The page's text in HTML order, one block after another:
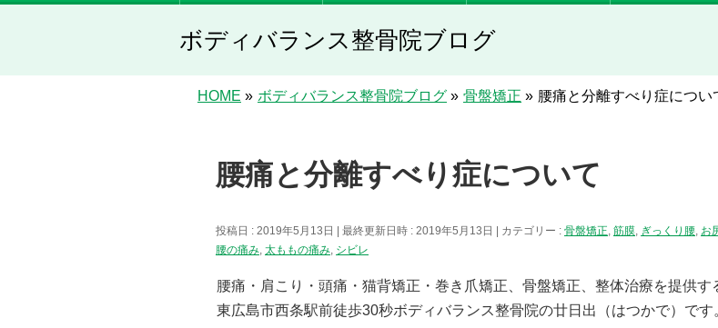
ボディバランス整骨院ブログ
HOME » ボディバランス整骨院ブログ » 骨盤矯正 » 腰痛と分離すべり症につい
腰痛と分離すべり症について
投稿日 : 2019年5月13日 最終更新日時 : 2019年5月13日 カテゴリー : 骨盤矯正, 筋膜, ぎっくり腰, お
腰の痛み, 太ももの痛み, シビレ
腰痛・肩こり・頭痛・猫背矯正・巻き爪矯正、骨盤矯正、整体治療を提供す
東広島市西条駅前徒歩30秒ボディバランス整骨院の廿日出（はつかで）です